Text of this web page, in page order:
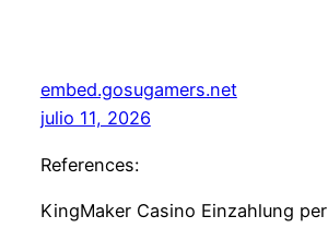
embed.gosugamers.net
julio 11, 2026
References:
KingMaker Casino Einzahlung per